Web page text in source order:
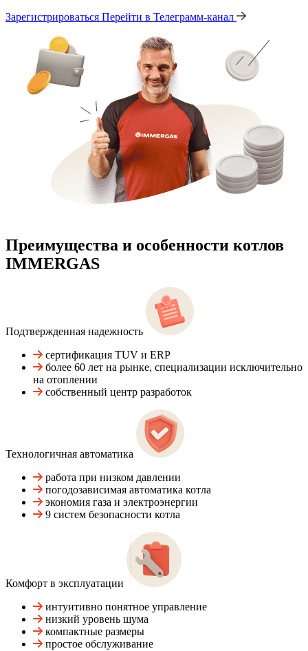
Зарегистрироваться Перейти в Телеграмм-канал
Преимущества и особенности котлов
IMMERGAS
Подтвержденная надежность
сертификация TUV и ERP
более 60 лет на рынке, специализации исключительно
на отоплении
собственный центр разработок
Технологичная автоматика
работа при низком давлении
погодозависимая автоматика котла
экономия газа и электроэнергии
9 систем безопасности котла
Комфорт в эксплуатации
интуитивно понятное управление
низкий уровень шума
компактные размеры
простое обслуживание